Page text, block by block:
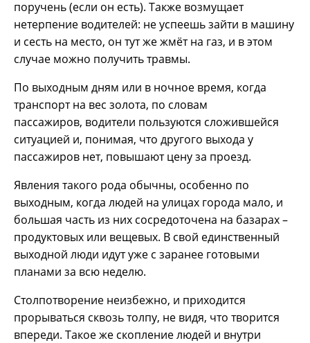
поручень (если он есть). Также возмущает
нетерпение водителей: не успеешь зайти в машину
и сесть на место, он тут же жмёт на газ, и в этом
случае можно получить травмы.
По выходным дням или в ночное время, когда
транспорт на вес золота, по словам
пассажиров, водители пользуются сложившейся
ситуацией и, понимая, что другого выхода у
пассажиров нет, повышают цену за проезд.
Явления такого рода обычны, особенно по
выходным, когда людей на улицах города мало, и
большая часть из них сосредоточена на базарах –
продуктовых или вещевых. В свой единственный
выходной люди идут уже с заранее готовыми
планами за всю неделю.
Столпотворение неизбежно, и приходится
прорываться сквозь толпу, не видя, что творится
впереди. Такое же скопление людей и внутри